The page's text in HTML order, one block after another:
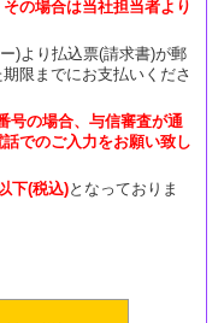
の場合は当社担当者より
)より払込票(請求書)が郵
限までにお支払いくださ
号の場合、与信審査が通
でのご入力をお願い致し
下(税込)となっておりま